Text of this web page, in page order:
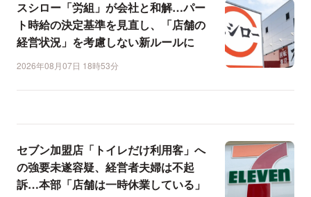
スシロー「労組」が会社と和解…パー
ト時給の決定基準を見直し、「店舗の
経営状況」を考慮しない新ルールに
2026年08月07日 18時53分
セブン加盟店「トイレだけ利用客」へ
の強要未遂容疑、経営者夫婦は不起
訴…本部「店舗は一時休業している」